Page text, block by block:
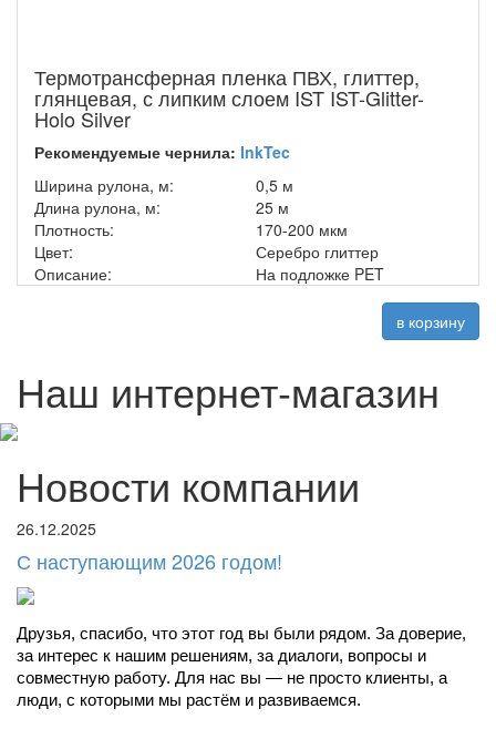
Термотрансферная пленка ПВХ, глиттер,
глянцевая, с липким слоем IST IST-Glitter-
Holo Silver
Рекомендуемые чернила: InkTec
Ширина рулона, м:
0,5 м
Длина рулона, м:
25 м
Плотность:
170-200 мкм
Цвет:
Серебро глиттер
Описание:
На подложке PET
в корзину
Наш интернет-магазин
Новости компании
26.12.2025
С наступающим 2026 годом!
Друзья, спасибо, что этот год вы были рядом. За доверие,
за интерес к нашим решениям, за диалоги, вопросы и
совместную работу. Для нас вы — не просто клиенты, а
люди, с которыми мы растём и развиваемся.